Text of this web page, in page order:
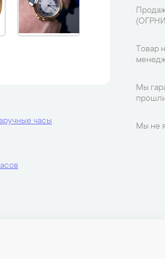
часы
Товар
Мы
Мы не